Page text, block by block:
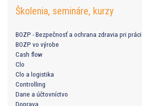
Školenia, semináre, kurzy
BOZP - Bezpečnosť a ochrana zdravia pri práci
BOZP vo výrobe
Cash flow
Clo
Clo a logistika
Controlling
Dane a účtovníctvo
Doprava